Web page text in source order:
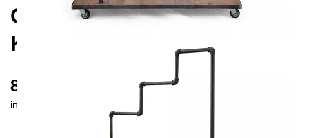
CALAMUS
KLEIDERSTÄNDER
860 €
inkl. MwSt. inkl. Versandkosten (DE)